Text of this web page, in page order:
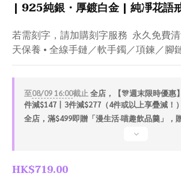
| 925純銀・厚鍍白金 | 純凈花
若需刻字，請加購刻字服務  永久免費
天保養 • 全線手鏈／軟手鐲／項鍊／腳
至08/09 16:00截止 全店，【🎊週末限時優惠
件減$147丨3件減$277（4件或以上享疊減！）
全店，滿$499即贈「漫生活·喵趣飲品羹」，
HK$719.00